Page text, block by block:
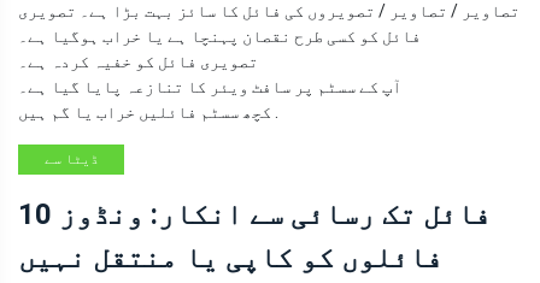
تصاویر / تصاویر / تصویروں کی فائل کا سائز بہت بڑا ہے۔ تصویری
فائل کو کسی طرح نقصان پہنچا ہے یا خراب ہوگیا ہے۔
تصویری فائل کو خفیہ کردہ ہے۔
آپ کے سسٹم پر سافٹ ویئر کا تنازعہ پایا گیا ہے۔
کچھ سسٹم فائلیں خراب یا گم ہیں .
ڈیٹا سے
نکات
فائل تک رسائی سے انکار: ونڈوز 10
فائلوں کو کاپی یا منتقل نہیں